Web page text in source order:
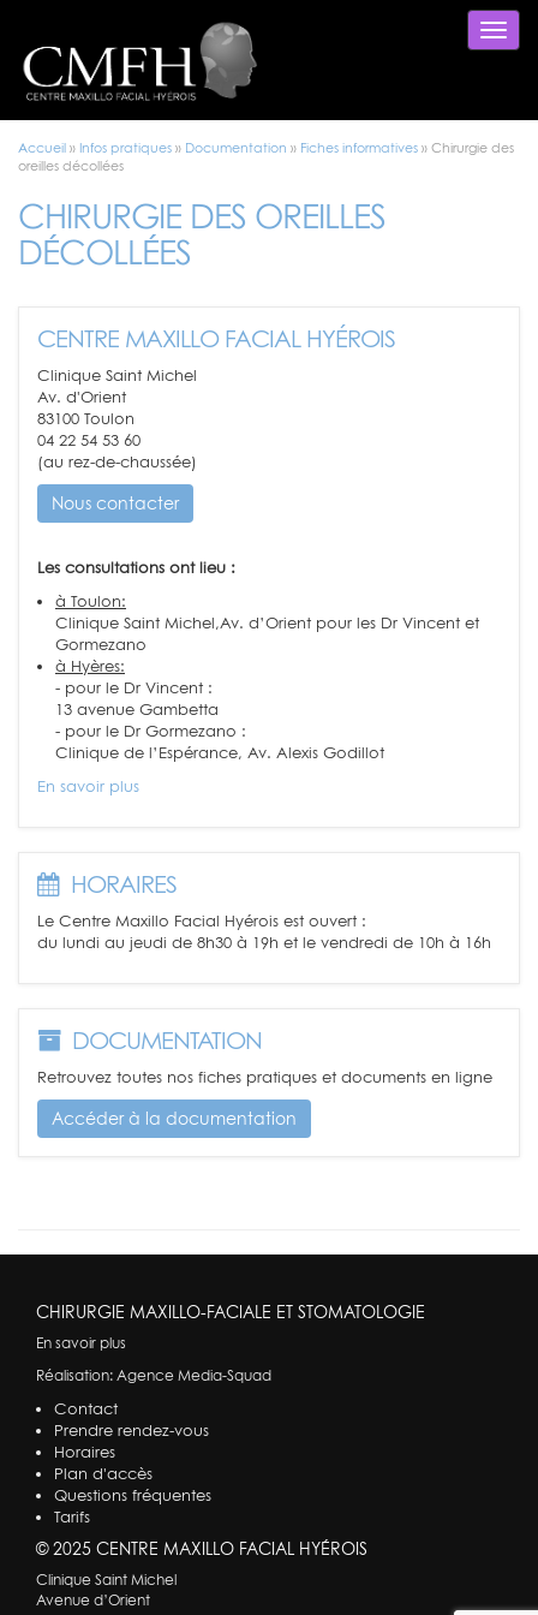
Accueil » Infos pratiques » Documentation » Fiches informatives » Chirurgie des
oreilles décollées
CHIRURGIE DES OREILLES
DÉCOLLÉES
CENTRE MAXILLO FACIAL HYÉROIS
Clinique Saint Michel
Av. d'Orient
83100 Toulon
04 22 54 53 60
(au rez-de-chaussée)
Nous contacter
Les consultations ont lieu :
à Toulon:
Clinique Saint Michel,Av. d’Orient pour les Dr Vincent et
Gormezano
à Hyères:
- pour le Dr Vincent :
13 avenue Gambetta
- pour le Dr Gormezano :
Clinique de l’Espérance, Av. Alexis Godillot
En savoir plus
HORAIRES
Le Centre Maxillo Facial Hyérois est ouvert :
du lundi au jeudi de 8h30 à 19h et le vendredi de 10h à 16h
DOCUMENTATION
Retrouvez toutes nos fiches pratiques et documents en ligne
Accéder à la documentation
CHIRURGIE MAXILLO-FACIALE ET STOMATOLOGIE
En savoir plus
Réalisation: Agence Media-Squad
Contact
Prendre rendez-vous
Horaires
Plan d'accès
Questions fréquentes
Tarifs
© 2025 CENTRE MAXILLO FACIAL HYÉROIS
Clinique Saint Michel
Avenue d’Orient